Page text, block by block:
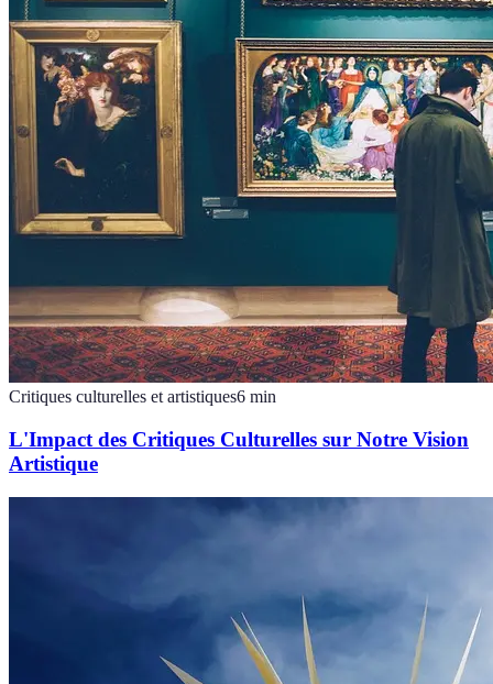
Critiques culturelles et artistiques6 min
L'Impact des Critiques Culturelles sur Notre Vision
Artistique